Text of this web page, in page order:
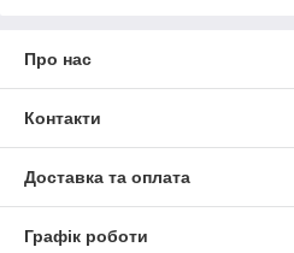
Про нас
Контакти
Доставка та оплата
Графік роботи